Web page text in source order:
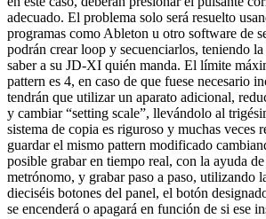
adecuado. El problema solo será resuelto
programas como Ableton u otro software de
podrán crear loop y secuenciarlos, teniendo
saber a su JD-XI quién manda. El límite
pattern es 4, en caso de que fuese necesario
tendrán que utilizar un aparato adicional,
y cambiar “setting scale”, llevándolo al
sistema de copia es riguroso y muchas veces
guardar el mismo pattern modificado
posible grabar en tiempo real, con la ayuda
metrónomo, y grabar paso a paso, utilizando
dieciséis botones del panel, el botón
se encenderá o apagará en función de si ese